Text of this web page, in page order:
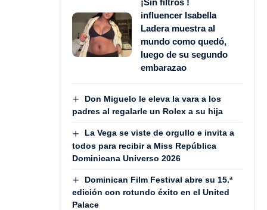
¡Sin filtros !
influencer Isabella
Ladera muestra al
mundo como quedó,
luego de su segundo
embarazao
Don Miguelo le eleva la vara a los
padres al regalarle un Rolex a su hija
La Vega se viste de orgullo e invita a
todos para recibir a Miss República
Dominicana Universo 2026
Dominican Film Festival abre su 15.ª
edición con rotundo éxito en el United
Palace